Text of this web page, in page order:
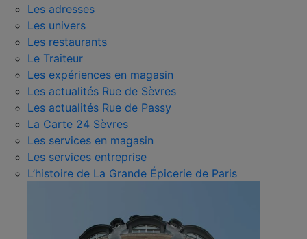
Les adresses
Les univers
Les restaurants
Le Traiteur
Les expériences en magasin
Les actualités Rue de Sèvres
Les actualités Rue de Passy
La Carte 24 Sèvres
Les services en magasin
Les services entreprise
L’histoire de La Grande Épicerie de Paris